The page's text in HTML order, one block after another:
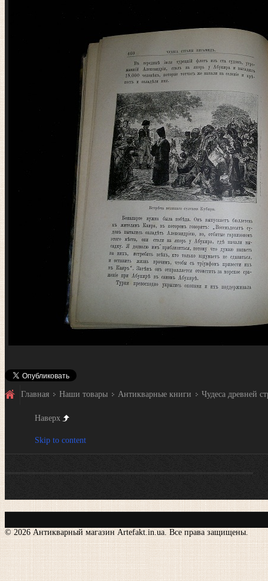
Главная Наши товары Антикварные книги Чудеса древней
Наверх
Skip to content
© 2026 Антикварный магазин Artefakt.in.ua. Все права защищены.